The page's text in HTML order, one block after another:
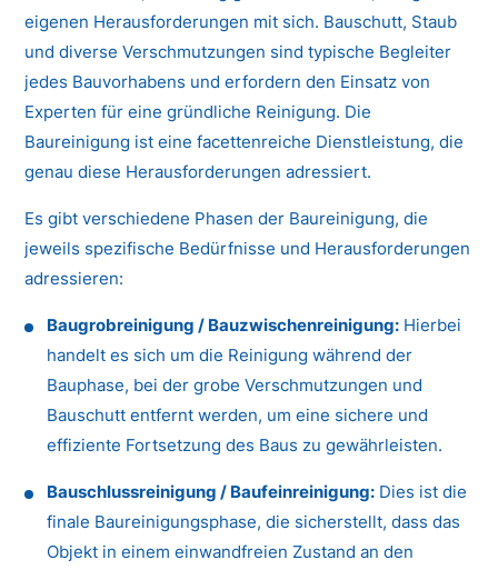
eigenen Herausforderungen mit sich. Bauschutt, Staub
und diverse Verschmutzungen sind typische Begleiter
jedes Bauvorhabens und erfordern den Einsatz von
Experten für eine gründliche Reinigung. Die
Baureinigung ist eine facettenreiche Dienstleistung, die
genau diese Herausforderungen adressiert.
Es gibt verschiedene Phasen der Baureinigung, die
jeweils spezifische Bedürfnisse und Herausforderungen
adressieren:
Baugrobreinigung / Bauzwischenreinigung: Hierbei
handelt es sich um die Reinigung während der
Bauphase, bei der grobe Verschmutzungen und
Bauschutt entfernt werden, um eine sichere und
effiziente Fortsetzung des Baus zu gewährleisten.
Bauschlussreinigung / Baufeinreinigung: Dies ist die
finale Baureinigungsphase, die sicherstellt, dass das
Objekt in einem einwandfreien Zustand an den